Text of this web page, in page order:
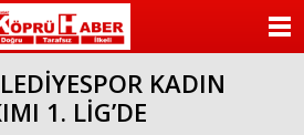
KADIN
1. LİG’DE
KATEGORİLER